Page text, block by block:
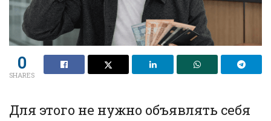
0
SHARES
Для этого не нужно объявлять себя